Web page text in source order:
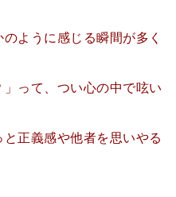
ように感じる瞬間が多く
」って、つい心の中で呟い
正義感や他者を思いやる